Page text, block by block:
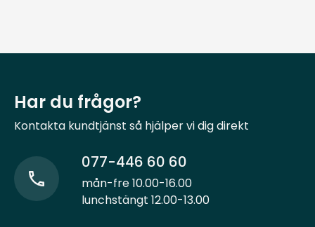
Har du frågor?
Kontakta kundtjänst så hjälper vi dig direkt
077-446 60 60
mån-fre 10.00-16.00
lunchstängt 12.00-13.00